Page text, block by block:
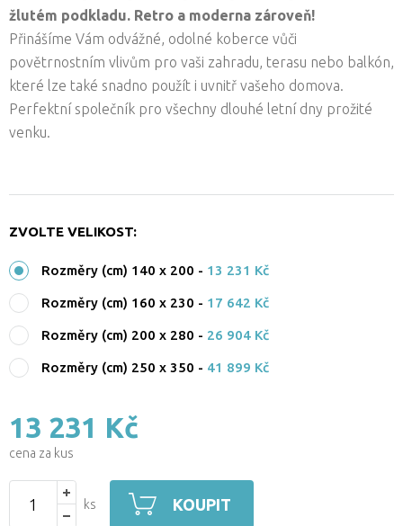
žlutém podkladu. Retro a moderna zároveň!
Přinášíme Vám odvážné, odolné koberce vůči
povětrnostním vlivům pro vaši zahradu, terasu nebo balkón,
které lze také snadno použít i uvnitř vašeho domova.
Perfektní společník pro všechny dlouhé letní dny prožité
venku.
ZVOLTE VELIKOST:
Rozměry (cm) 140 x 200 - 13 231 Kč
Rozměry (cm) 160 x 230 - 17 642 Kč
Rozměry (cm) 200 x 280 - 26 904 Kč
Rozměry (cm) 250 x 350 - 41 899 Kč
13 231 Kč
cena za kus
ks KOUPIT